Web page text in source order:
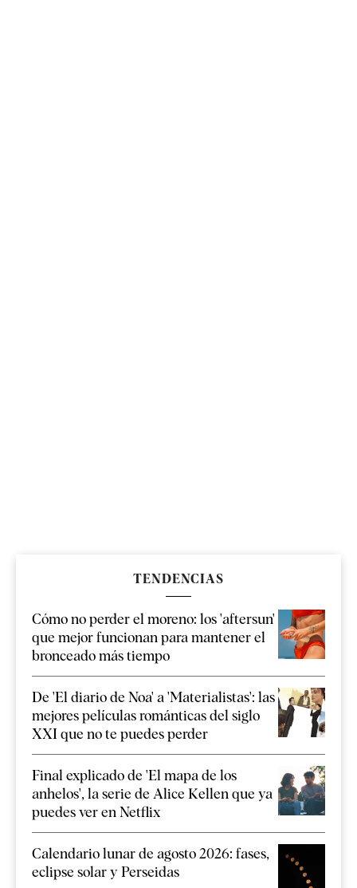
TENDENCIAS
Cómo no perder el moreno: los 'aftersun'
que mejor funcionan para mantener el
bronceado más tiempo
De 'El diario de Noa' a 'Materialistas': las
mejores películas románticas del siglo
XXI que no te puedes perder
Final explicado de 'El mapa de los
anhelos', la serie de Alice Kellen que ya
puedes ver en Netflix
Calendario lunar de agosto 2026: fases,
eclipse solar y Perseidas